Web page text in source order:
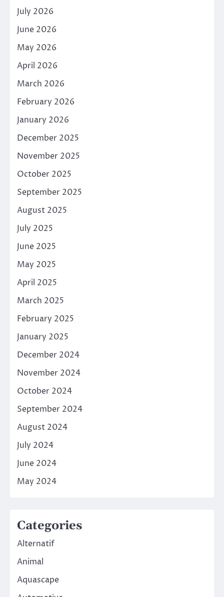
July 2026
June 2026
May 2026
April 2026
March 2026
February 2026
January 2026
December 2025
November 2025
October 2025
September 2025
August 2025
July 2025
June 2025
May 2025
April 2025
March 2025
February 2025
January 2025
December 2024
November 2024
October 2024
September 2024
August 2024
July 2024
June 2024
May 2024
Categories
Alternatif
Animal
Aquascape